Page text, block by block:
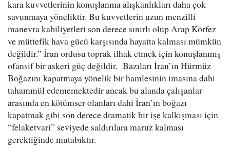
kara kuvvetlerinin konuşlanma alışkanlıkları daha çok
savunmaya yöneliktir. Bu kuvvetlerin uzun menzilli
manevra kabiliyetleri son derece sınırlı olup Arap Körfez
ve müttefik hava gücü karşısında hayatta kalması mümkün
değildir.” İran ordusu toprak ilhak etmek için konuşlanmış
ofansif bir askeri güç değildir. Bazıları İran’ın Hürmüz
Boğazını kapatmaya yönelik bir hamlesinin imasına dahi
tahammül edememektedir ancak bu alanda çalışanlar
arasında en kötümser olanları dahi İran’ın boğazı
kapatmak gibi son derece dramatik bir işe kalkışması için
“felaketvari” seviyede saldırılara maruz kalması
gerektiğinde mutabıktır.